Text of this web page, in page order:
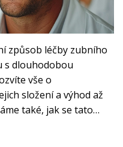
způsob léčby zubního
s dlouhodobou
vše o
složení a výhod až
také, jak se tato
dentální léčby a
aby vaše úsměv zůstal